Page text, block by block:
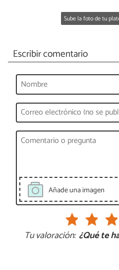
Sube la foto de tu
Escribir comentario
Añade una imagen
Tu valoración: ¿Qué te